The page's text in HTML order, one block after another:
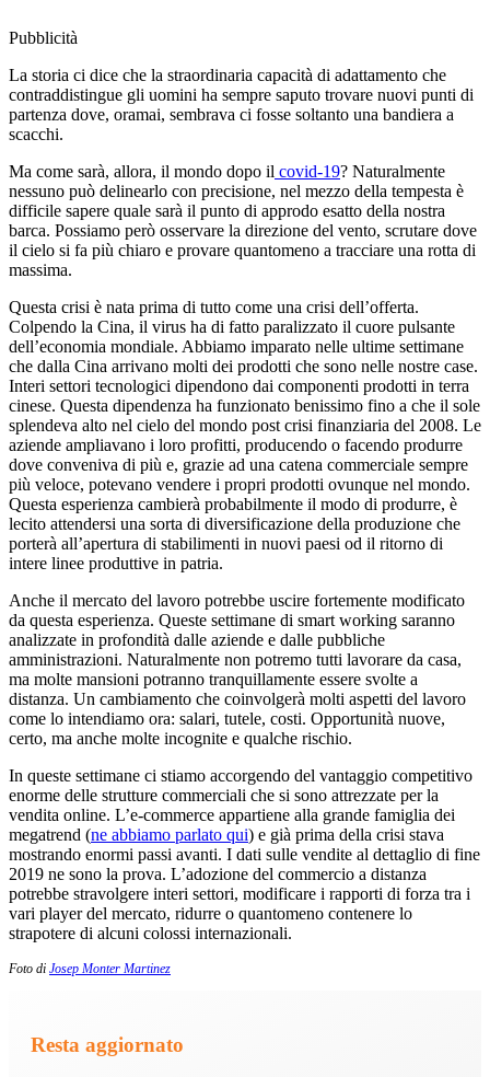
Pubblicità
La storia ci dice che la straordinaria capacità di adattamento che
contraddistingue gli uomini ha sempre saputo trovare nuovi punti di
partenza dove, oramai, sembrava ci fosse soltanto una bandiera a
scacchi.
Ma come sarà, allora, il mondo dopo il covid-19? Naturalmente
nessuno può delinearlo con precisione, nel mezzo della tempesta è
difficile sapere quale sarà il punto di approdo esatto della nostra
barca. Possiamo però osservare la direzione del vento, scrutare dove
il cielo si fa più chiaro e provare quantomeno a tracciare una rotta di
massima.
Questa crisi è nata prima di tutto come una crisi dell’offerta.
Colpendo la Cina, il virus ha di fatto paralizzato il cuore pulsante
dell’economia mondiale. Abbiamo imparato nelle ultime settimane
che dalla Cina arrivano molti dei prodotti che sono nelle nostre case.
Interi settori tecnologici dipendono dai componenti prodotti in terra
cinese. Questa dipendenza ha funzionato benissimo fino a che il sole
splendeva alto nel cielo del mondo post crisi finanziaria del 2008. Le
aziende ampliavano i loro profitti, producendo o facendo produrre
dove conveniva di più e, grazie ad una catena commerciale sempre
più veloce, potevano vendere i propri prodotti ovunque nel mondo.
Questa esperienza cambierà probabilmente il modo di produrre, è
lecito attendersi una sorta di diversificazione della produzione che
porterà all’apertura di stabilimenti in nuovi paesi od il ritorno di
intere linee produttive in patria.
Anche il mercato del lavoro potrebbe uscire fortemente modificato
da questa esperienza. Queste settimane di smart working saranno
analizzate in profondità dalle aziende e dalle pubbliche
amministrazioni. Naturalmente non potremo tutti lavorare da casa,
ma molte mansioni potranno tranquillamente essere svolte a
distanza. Un cambiamento che coinvolgerà molti aspetti del lavoro
come lo intendiamo ora: salari, tutele, costi. Opportunità nuove,
certo, ma anche molte incognite e qualche rischio.
In queste settimane ci stiamo accorgendo del vantaggio competitivo
enorme delle strutture commerciali che si sono attrezzate per la
vendita online. L’e-commerce appartiene alla grande famiglia dei
megatrend (ne abbiamo parlato qui) e già prima della crisi stava
mostrando enormi passi avanti. I dati sulle vendite al dettaglio di fine
2019 ne sono la prova. L’adozione del commercio a distanza
potrebbe stravolgere interi settori, modificare i rapporti di forza tra i
vari player del mercato, ridurre o quantomeno contenere lo
strapotere di alcuni colossi internazionali.
Foto di Josep Monter Martinez
Resta aggiornato